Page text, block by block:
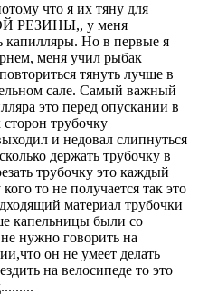
что я их тяну для
РЕЗИНЫ,, у меня
капилляры. Но в первые я
меня учил рыбак
тянуть лучше в
сале. Самый важный
это перед опускании в
трубочку
и недовал слипнуться
держать трубочку в
трубочку это каждый
то не получается так это
материал трубочки
капельницы были со
нужно говорить на
он не умеет делать
на велосипеде то это